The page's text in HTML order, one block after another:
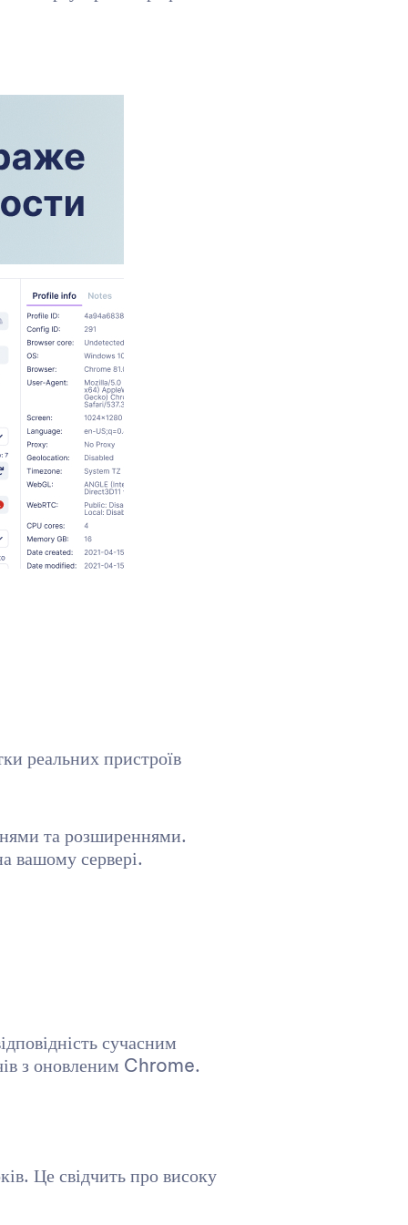
реальних пристроїв
та розширеннями.
вашому сервері.
сучасним
з оновленим Chrome.
Це свідчить про високу